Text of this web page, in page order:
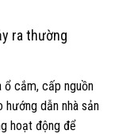
ra thường
ổ cắm, cấp nguồn
hướng dẫn nhà sản
hoạt động để